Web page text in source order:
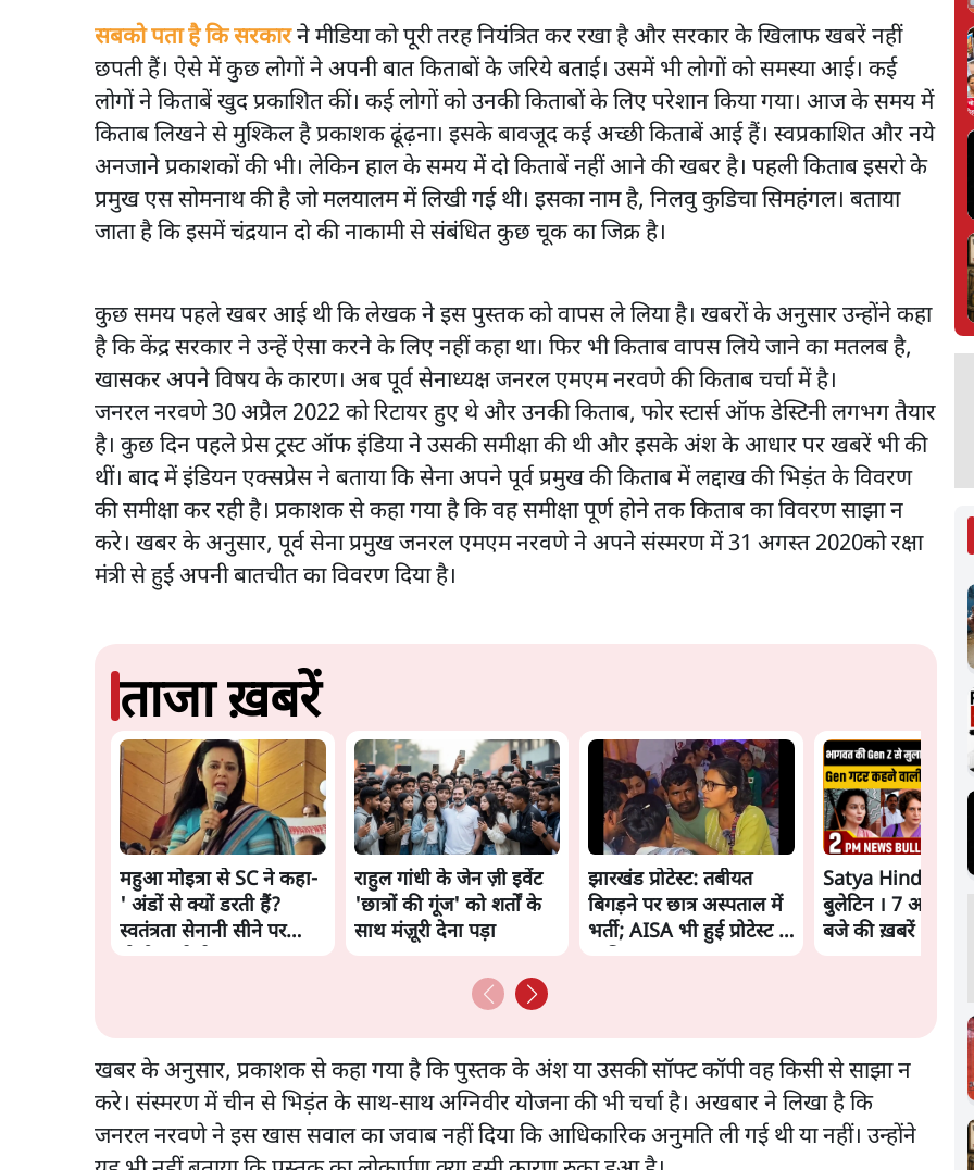
सबको पता है कि सरकारने मीडिया को पूरी तरह नियंत्रित कर रखा है और सरकार के खिलाफ खबरें नहीं
छपती हैं। ऐसे में कुछ लोगों ने अपनी बात किताबों के जरिये बताई। उसमें भी लोगों को समस्या आई। कई
लोगों ने किताबें खुद प्रकाशित कीं। कई लोगों को उनकी किताबों के लिए परेशान किया गया। आज के समय में
किताब लिखने से मुश्किल है प्रकाशक ढूंढ़ना। इसके बावजूद कई अच्छी किताबें आई हैं। स्वप्रकाशित और नये
अनजाने प्रकाशकों की भी। लेकिन हाल के समय में दो किताबें नहीं आने की खबर है। पहली किताब इसरो के
प्रमुख एस सोमनाथ की है जो मलयालम में लिखी गई थी। इसका नाम है, निलवु कुडिचा सिमहंगल। बताया
जाता है कि इसमें चंद्रयान दो की नाकामी से संबंधित कुछ चूक का जिक्र है।
कुछ समय पहले खबर आई थी कि लेखक ने इस पुस्तक को वापस ले लिया है। खबरों के अनुसार उन्होंने कहा
है कि केंद्र सरकार ने उन्हें ऐसा करने के लिए नहीं कहा था। फिर भी किताब वापस लिये जाने का मतलब है,
खासकर अपने विषय के कारण। अब पूर्व सेनाध्यक्ष जनरल एमएम नरवणे की किताब चर्चा में है।
जनरल नरवणे 30 अप्रैल 2022 को रिटायर हुए थे और उनकी किताब, फोर स्टार्स ऑफ डेस्टिनी लगभग तैयार
है। कुछ दिन पहले प्रेस ट्रस्ट ऑफ इंडिया ने उसकी समीक्षा की थी और इसके अंश के आधार पर खबरें भी की
थीं। बाद में इंडियन एक्सप्रेस ने बताया कि सेना अपने पूर्व प्रमुख की किताब में लद्दाख की भिड़ंत के विवरण
की समीक्षा कर रही है। प्रकाशक से कहा गया है कि वह समीक्षा पूर्ण होने तक किताब का विवरण साझा न
करे। खबर के अनुसार, पूर्व सेना प्रमुख जनरल एमएम नरवणे ने अपने संस्मरण में 31 अगस्त 2020को रक्षा
मंत्री से हुई अपनी बातचीत का विवरण दिया है।
ताजा ख़बरें
महुआ मोइत्रा से SC ने कहा-
' अंडों से क्यों डरती हैं?
स्वतंत्रता सेनानी सीने पर
राहुल गांधी के जेन ज़ी इवेंट
'छात्रों की गूंज' को शर्तों के
साथ मंज़ूरी देना पड़ा
झारखंड प्रोटेस्ट: तबीयत
बिगड़ने पर छात्र अस्पताल में
भर्ती; AISA भी हुई प्रोटेस्ट में
Satya Hindi
बुलेटिन । 7 अगस्त,
बजे की ख़बरें
खबर के अनुसार, प्रकाशक से कहा गया है कि पुस्तक के अंश या उसकी सॉफ्ट कॉपी वह किसी से साझा न
करे। संस्मरण में चीन से भिड़ंत के साथ-साथ अग्निवीर योजना की भी चर्चा है। अखबार ने लिखा है कि
जनरल नरवणे ने इस खास सवाल का जवाब नहीं दिया कि आधिकारिक अनुमति ली गई थी या नहीं। उन्होंने